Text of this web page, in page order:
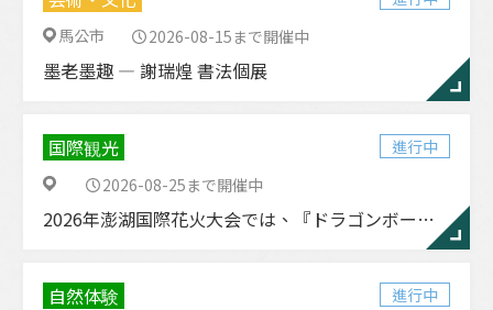
馬公市
2026-08-15まで開催中
墨老墨趣 ― 謝瑞煌 書法個展
国際観光
進行中
2026-08-25まで開催中
2026年澎湖国際花火大会では、『ドラゴンボールZ』と『ドラゴンボールZ澎湖夏季花火大会』が登場します。
自然体験
進行中